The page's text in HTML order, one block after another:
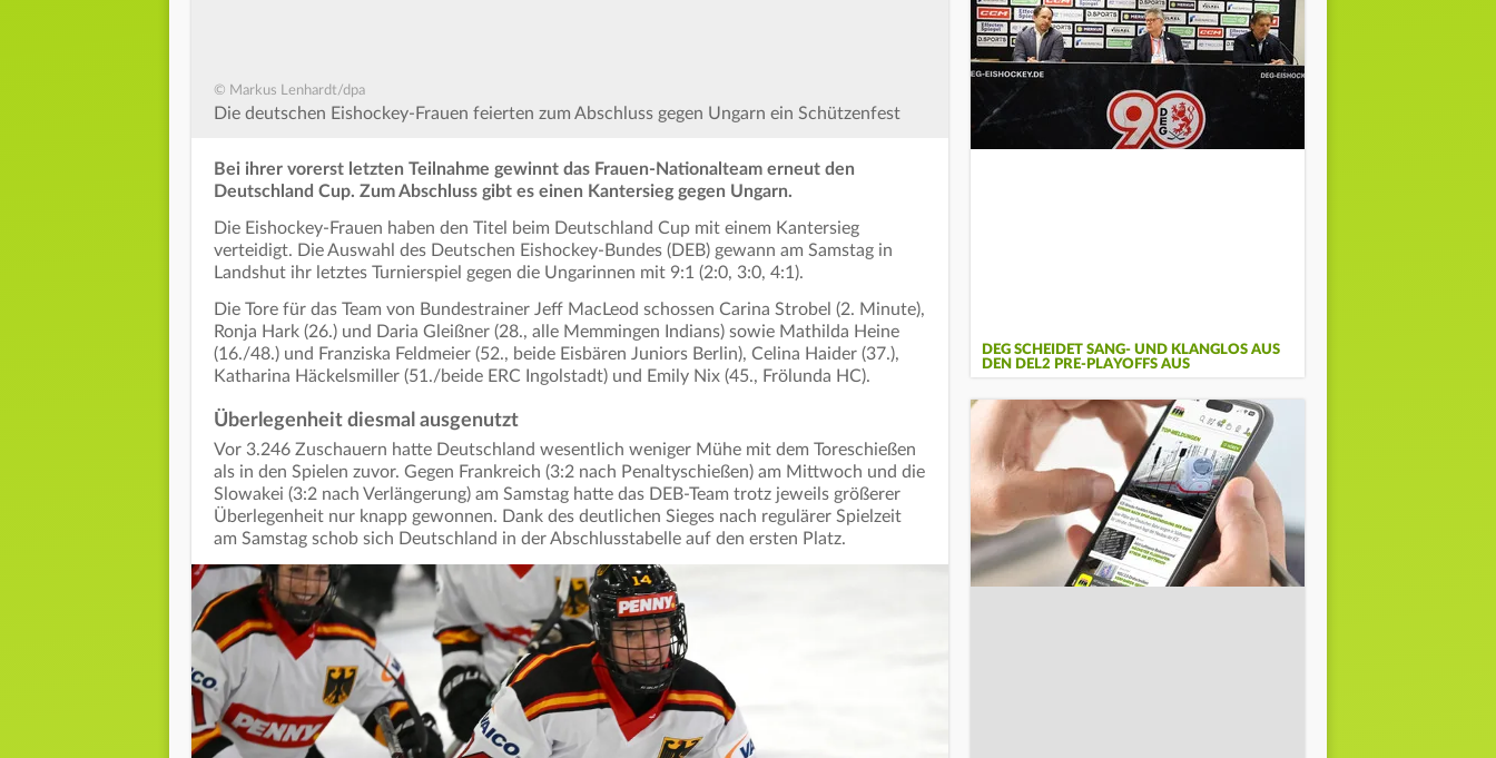
© Markus Lenhardt/dpa
Die deutschen Eishockey-Frauen feierten zum Abschluss gegen Ungarn ein Schützenfest
Bei ihrer vorerst letzten Teilnahme gewinnt das Frauen-Nationalteam erneut den
Deutschland Cup. Zum Abschluss gibt es einen Kantersieg gegen Ungarn.
Die Eishockey-Frauen haben den Titel beim Deutschland Cup mit einem Kantersieg
verteidigt. Die Auswahl des Deutschen Eishockey-Bundes (DEB) gewann am Samstag in
Landshut ihr letztes Turnierspiel gegen die Ungarinnen mit 9:1 (2:0, 3:0, 4:1).
Die Tore für das Team von Bundestrainer Jeff MacLeod schossen Carina Strobel (2. Minute),
Ronja Hark (26.) und Daria Gleißner (28., alle Memmingen Indians) sowie Mathilda Heine
(16./48.) und Franziska Feldmeier (52., beide Eisbären Juniors Berlin), Celina Haider (37.),
Katharina Häckelsmiller (51./beide ERC Ingolstadt) und Emily Nix (45., Frölunda HC).
Überlegenheit diesmal ausgenutzt
Vor 3.246 Zuschauern hatte Deutschland wesentlich weniger Mühe mit dem Toreschießen
als in den Spielen zuvor. Gegen Frankreich (3:2 nach Penaltyschießen) am Mittwoch und die
Slowakei (3:2 nach Verlängerung) am Samstag hatte das DEB-Team trotz jeweils größerer
Überlegenheit nur knapp gewonnen. Dank des deutlichen Sieges nach regulärer Spielzeit
am Samstag schob sich Deutschland in der Abschlusstabelle auf den ersten Platz.
DEG SCHEIDET SANG- UND KLANGLOS AUS
DEN DEL2 PRE-PLAYOFFS AUS